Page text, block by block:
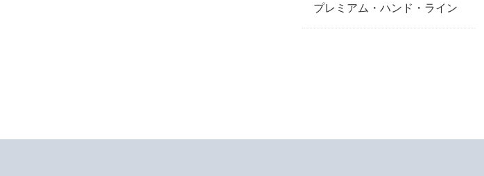
プレミアム・ハンド・ライン